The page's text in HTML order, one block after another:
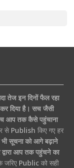
तेज इन दिनों फैल रहा
दिया है। सच जैसी
आप तक कैसे पहुंचाना
से Publish किए गए हर
सूचना को आगे बढ़ाने
आप तक पहुंचने का
जरिए Publicको सही